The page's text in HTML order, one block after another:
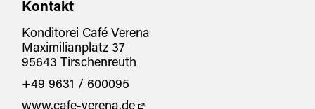
Kontakt
Konditorei Café Verena
Maximilianplatz 37
95643 Tirschenreuth
+49 9631 / 600095